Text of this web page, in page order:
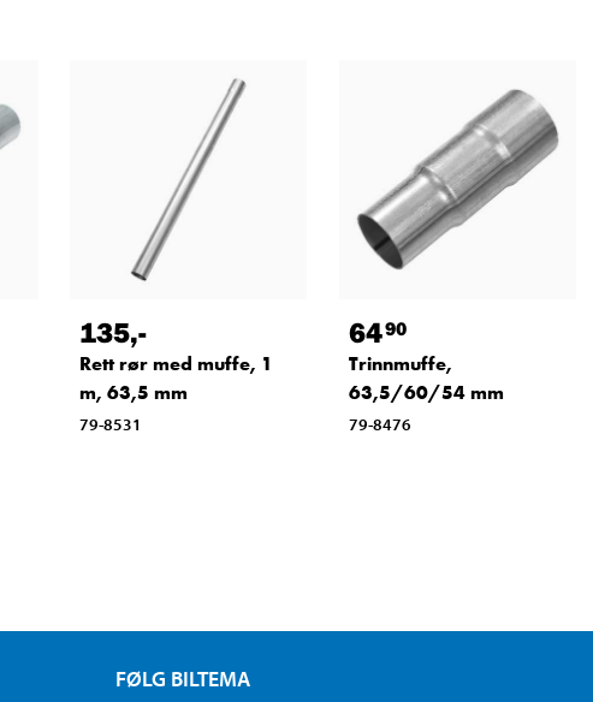
135,-
Rett rør med muffe, 1
m, 63,5 mm
79-8531
6490
Trinnmuffe,
63,5/60/54 mm
79-8476
FØLG BILTEMA